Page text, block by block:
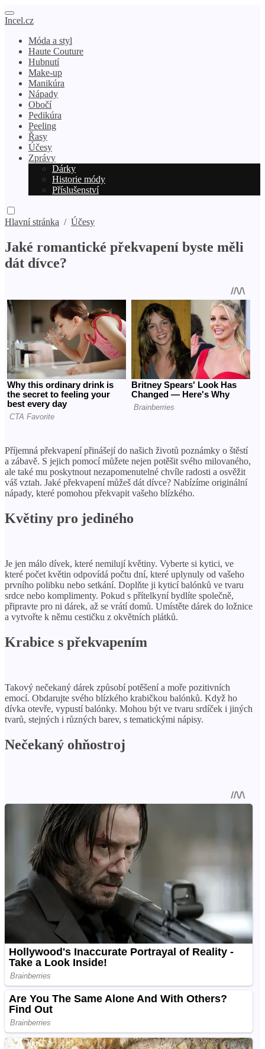
Incel.cz
Móda a styl
Haute Couture
Hubnutí
Make-up
Manikúra
Nápady
Obočí
Pedikúra
Peeling
Řasy
Účesy
Zprávy
Dárky
Historie módy
Příslušenství
Hlavní stránka / Účesy
Jaké romantické překvapení byste měli
dát dívce?
Příjemná překvapení přinášejí do našich životů poznámky o štěstí
a zábavě. S jejich pomocí můžete nejen potěšit svého milovaného,
​​ale také mu poskytnout nezapomenutelné chvíle radosti a osvěžit
váš vztah. Jaké překvapení můžeš dát dívce? Nabízíme originální
nápady, které pomohou překvapit vašeho blízkého.
Květiny pro jediného
Je jen málo dívek, které nemilují květiny. Vyberte si kytici, ve
které počet květin odpovídá počtu dní, které uplynuly od vašeho
prvního polibku nebo setkání. Doplňte ji kyticí balónků ve tvaru
srdce nebo komplimenty. Pokud s přítelkyní bydlíte společně,
připravte pro ni dárek, až se vrátí domů. Umístěte dárek do ložnice
a vytvořte k němu cestičku z okvětních plátků.
Krabice s překvapením
Takový nečekaný dárek způsobí potěšení a moře pozitivních
emocí. Obdarujte svého blízkého krabičkou balónků. Když ho
dívka otevře, vypustí balónky. Mohou být ve tvaru srdíček i jiných
tvarů, stejných i různých barev, s tematickými nápisy.
Nečekaný ohňostroj